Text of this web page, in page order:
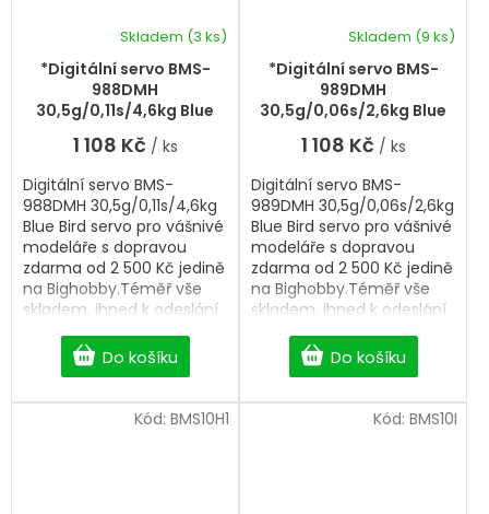
*Digitální servo BMS-
988DMH
30,5g/0,11s/4,6kg Blue
Bird servo
Skladem (3 ks)
1 108 Kč / ks
Do košíku
Digitální servo BMS-
988DMH 30,5g/0,11s/4,6kg
Blue Bird servo pro vášnivé
modeláře s dopravou
zdarma od 2 500 Kč jedině
na Bighobby.Téměř vše
skladem, ihned k odeslání.
Professional Digital servo.
*Digitální servo BMS-
989DMH
30,5g/0,06s/2,6kg Blue
Bird servo
Skladem (9 ks)
1 108 Kč / ks
Do košíku
Digitální servo BMS-
989DMH 30,5g/0,06s/2,6kg
Blue Bird servo pro vášnivé
modeláře s dopravou
zdarma od 2 500 Kč jedině
na Bighobby.Téměř vše
skladem, ihned k odeslání.
Professional Digital servo.
Kód: BMS10H1 Kód: BMS10I